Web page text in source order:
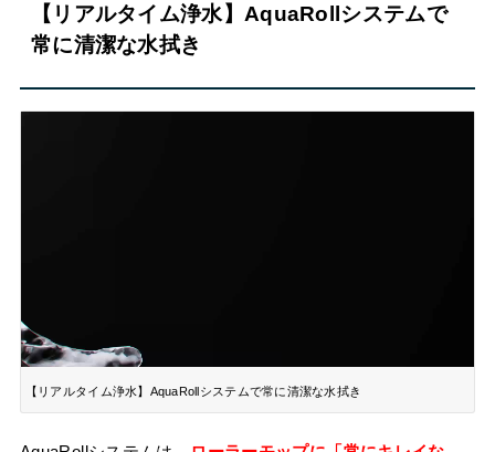
【リアルタイム浄水】AquaRollシステムで
常に清潔な水拭き
【リアルタイム浄水】AquaRollシステムで常に清潔な水拭き